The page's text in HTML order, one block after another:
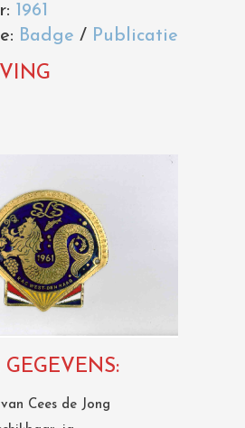
1961
Badge / Publicatie
Cees de Jong